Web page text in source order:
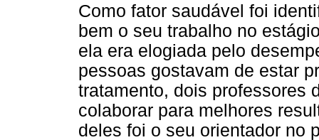
Como fator saudável foi
bem o seu trabalho no
ela era elogiada pelo
pessoas gostavam de estar
tratamento, dois professores
colaborar para melhores
deles foi o seu orientador no